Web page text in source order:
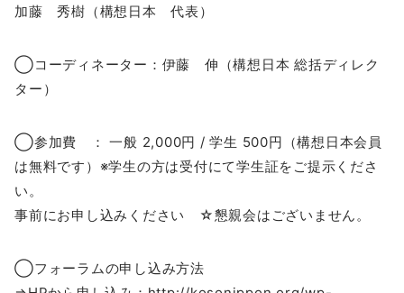
加藤 秀樹（構想日本 代表）
◯コーディネーター：伊藤 伸（構想日本 総括ディレク
ター）
◯参加費 ： 一般 2,000円 / 学生 500円（構想日本会員
は無料です）※学生の方は受付にて学生証をご提示くださ
い。
事前にお申し込みください ☆懇親会はございません。
◯フォーラムの申し込み方法